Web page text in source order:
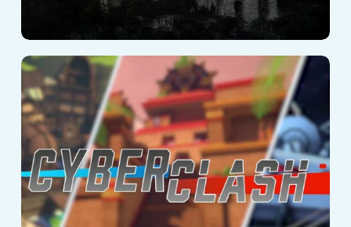
Cyberclash